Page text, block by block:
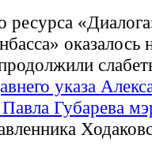
ресурса
оказалось
указа
Павла Губарева